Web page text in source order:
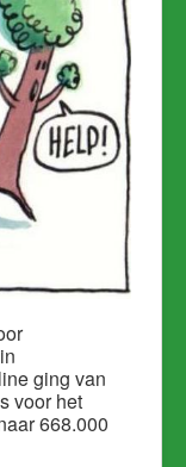
ging van
voor het
668.000